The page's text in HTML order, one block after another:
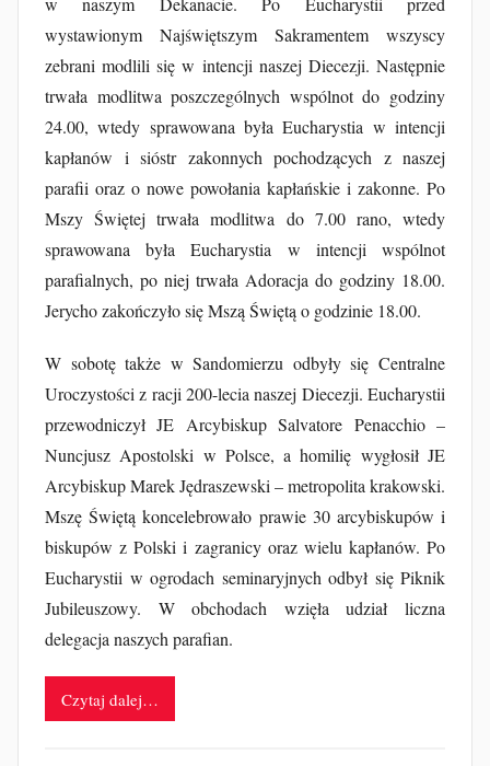
t
a
k
wystawionym Najświętszym Sakramentem wszyscy
zebrani modlili się w intencji naszej Diecezji. Następnie
trwała modlitwa poszczególnych wspólnot do godziny
24.00, wtedy sprawowana była Eucharystia w intencji
kapłanów i sióstr zakonnych pochodzących z naszej
parafii oraz o nowe powołania kapłańskie i zakonne. Po
Mszy Świętej trwała modlitwa do 7.00 rano, wtedy
sprawowana była Eucharystia w intencji wspólnot
parafialnych, po niej trwała Adoracja do godziny 18.00.
Jerycho zakończyło się Mszą Świętą o godzinie 18.00.
W sobotę także w Sandomierzu odbyły się Centralne
Uroczystości z racji 200-lecia naszej Diecezji. Eucharystii
przewodniczył JE Arcybiskup Salvatore Penacchio –
Nuncjusz Apostolski w Polsce, a homilię wygłosił JE
Arcybiskup Marek Jędraszewski – metropolita krakowski.
Mszę Świętą koncelebrowało prawie 30 arcybiskupów i
biskupów z Polski i zagranicy oraz wielu kapłanów. Po
Eucharystii w ogrodach seminaryjnych odbył się Piknik
Jubileuszowy. W obchodach wzięła udział liczna
delegacja naszych parafian.
Czytaj dalej…